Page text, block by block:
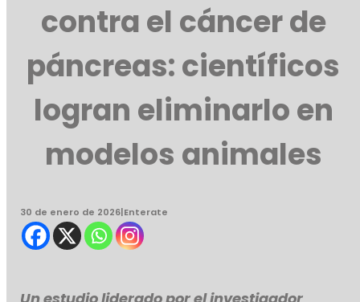
contra el cáncer de
páncreas: científicos
logran eliminarlo en
modelos animales
30 de enero de 2026|Enterate